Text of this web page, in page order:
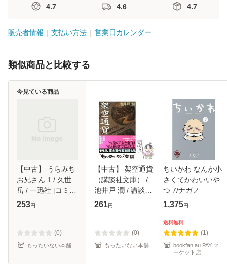
4.7 4.6 4.7
販売者情報 支払い方法 営業日カレンダー
類似商品と比較する
【中古】 うらみち
お兄さん 1 / 久世
岳 / 一迅社 [コミッ
ク]【メール便送料
253円
(0)
もったいない本舗
今見ている商品
【中古】 架空通貨
（講談社文庫） /
池井戸 潤 / 講談社
[文庫]【メール便送
261円
(0)
もったいない本舗
ちいかわ なんか小
さくてかわいいや
つ 7/ナガノ
1,375円
送料無料
(1)
bookfan au PAY マ
ーケット店